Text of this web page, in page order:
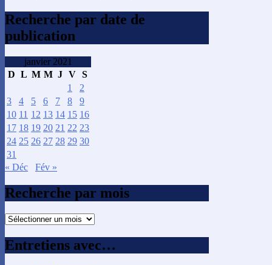
Recherche par date de
publication
janvier 2021
D L M M J V S
1
2
3
4 5 6 7 8
9
10 11 12 13 14 15 16
17 18 19 20 21 22 23
24 25 26 27 28 29 30
31
« Déc
Fév »
Recherche par mois
Recherche
mois
Entretiens avec…